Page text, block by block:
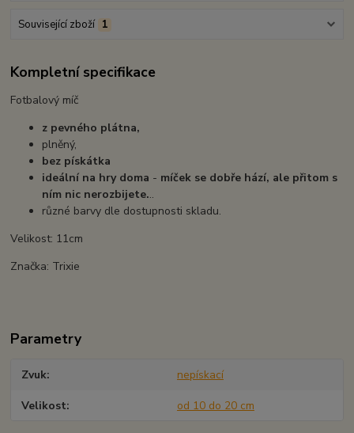
Související zboží 1
Kompletní specifikace
Fotbalový míč
z pevného plátna,
plněný,
bez pískátka
ideální na hry doma - míček se dobře hází, ale přitom s
ním nic nerozbijete...
různé barvy dle dostupnosti skladu.
Velikost: 11cm
Značka: Trixie
Parametry
Zvuk nepískací
Velikost od 10 do 20 cm